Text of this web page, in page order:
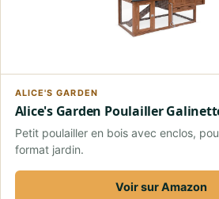
ALICE'S GARDEN
Alice's Garden Poulailler
Petit poulailler en bois avec enclos,
format jardin.
Voir sur Amazon